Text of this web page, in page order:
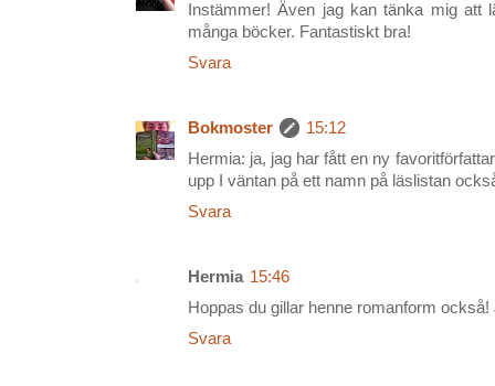
Instämmer! Även jag kan tänka mig att
många böcker. Fantastiskt bra!
Svara
Bokmoster
15:12
Hermia: ja, jag har fått en ny
upp I väntan på ett namn på läslistan
Svara
Hermia 15:46
Hoppas du gillar henne romanform
Svara